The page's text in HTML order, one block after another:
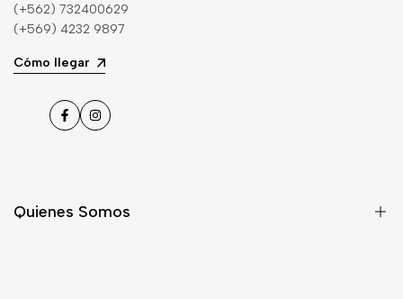
(+562) 732400629
(+569) 4232 9897
Cómo llegar
FacebookInstagram
Quienes Somos